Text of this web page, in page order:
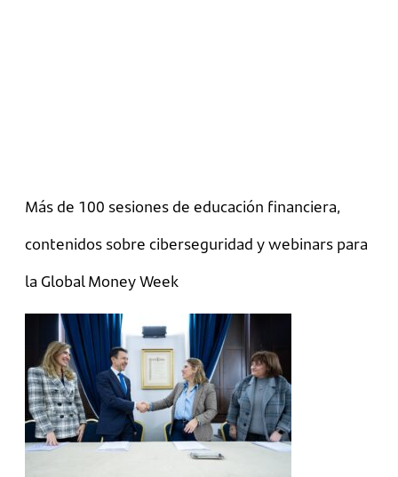
Más de 100 sesiones de educación financiera,
contenidos sobre ciberseguridad y webinars para
la Global Money Week